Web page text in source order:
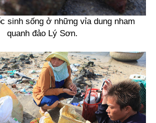
sinh sống ở những vỉa dung nham
quanh đảo Lý Sơn.